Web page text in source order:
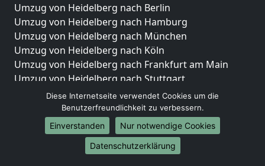
Umzug von Heidelberg nach Berlin
Umzug von Heidelberg nach Hamburg
Umzug von Heidelberg nach München
Umzug von Heidelberg nach Köln
Umzug von Heidelberg nach Frankfurt am Main
Umzug von Heidelberg nach Stuttgart
Umzug von Heidelberg nach Düsseldorf
Umzug von Heidelberg nach Leipzig
Umzug von Heidelberg nach Dortmund
Umzug von Heidelberg nach Essen
Umzug von Heidelberg nach Bremen
Diese Internetseite verwendet Cookies um die
Benutzerfreundlichkeit zu verbessern.
Einverstanden
Nur notwendige Cookies
Datenschutzerklärung